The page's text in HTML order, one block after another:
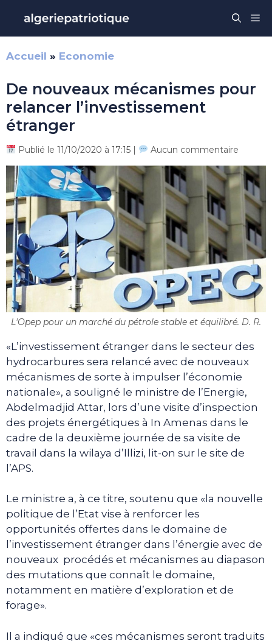
contenu
Accueil » Economie
De nouveaux mécanismes pour
relancer l’investissement
étranger
Publié le 11/10/2020 à 17:15 | Aucun commentaire
L'Opep pour un marché du pétrole stable et équilibré. D. R.
«L’investissement étranger dans le secteur des
hydrocarbures sera relancé avec de nouveaux
mécanismes de sorte à impulser l’économie
nationale», a souligné le ministre de l’Energie,
Abdelmadjid Attar, lors d’une visite d’inspection
des projets énergétiques à In Amenas dans le
cadre de la deuxième journée de sa visite de
travail dans la wilaya d’Illizi, lit-on sur le site de
l’APS.
Le ministre a, à ce titre, soutenu que «la nouvelle
politique de l’Etat vise à renforcer les
opportunités offertes dans le domaine de
l’investissement étranger dans l’énergie avec de
nouveaux procédés et mécanismes au diapason
des mutations que connaît le domaine,
notamment en matière d’exploration et de
forage».
Il a indiqué que «ces mécanismes seront traduits